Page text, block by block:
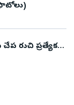
రుచి ప్రత్యేకత